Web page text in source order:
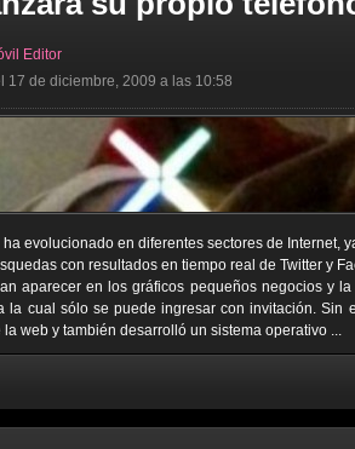
Editor
17 de diciembre, 2009 a las 10:58
evolucionado en diferentes sectores de Internet,
con resultados en tiempo real de Twitter y
aparecer en los gráficos pequeños negocios y
la cual sólo se puede ingresar con invitación. Sin
la web y también desarrolló un sistema operativo ...